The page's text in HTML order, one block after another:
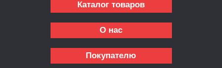
Каталог товаров
О нас
Покупателю